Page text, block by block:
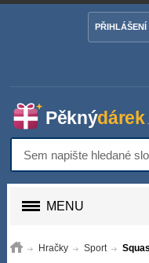
PŘIHLÁŠENÍ
MENU
Hračky Sport